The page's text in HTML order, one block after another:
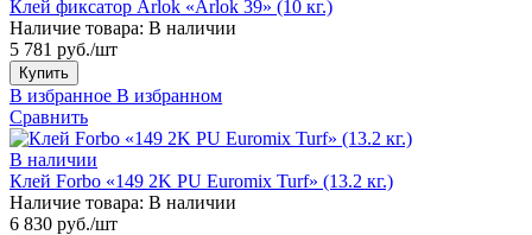
Клей фиксатор Arlok «Arlok 39» (10 кг.)
Наличие товара: В наличии
5 781 руб./шт
Купить
В избранное В избранном
Сравнить
В наличии
Клей Forbo «149 2K PU Euromix Turf» (13.2 кг.)
Наличие товара: В наличии
6 830 руб./шт